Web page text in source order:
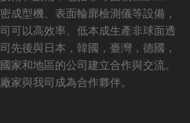
成型機、表面輪廓檢測儀等設備，
可以高效率、低本成生產非球面透
先後與日本，韓國，臺灣，德國，
家和地區的公司建立合作與交流。
家與我司成為合作夥伴。